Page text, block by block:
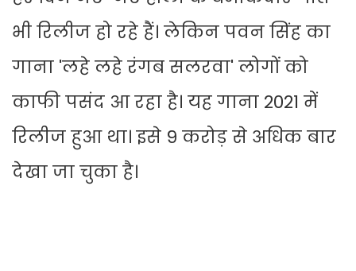
भी रिलीज हो रहे हैं। लेकिन पवन सिंह का
गाना 'लहे लहे रंगब सलरवा' लोगों को
काफी पसंद आ रहा है। यह गाना 2021 में
रिलीज हुआ था। इसे 9 करोड़ से अध‍िक बार
देखा जा चुका है।